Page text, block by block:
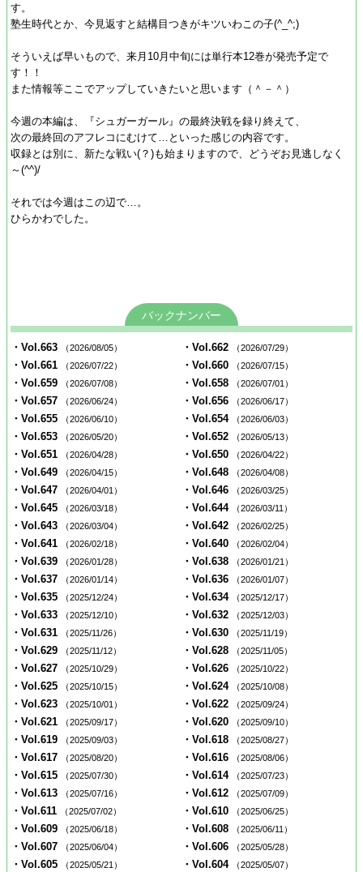
す。
塾生時代とか、今見返すと結構目つきがキツいわこの子(^_^;)
そういえば早いもので、来月10月中旬には単行本12巻が発売予定で
す！！
また情報等ここでアップしていきたいと思います（＾－＾）
今週の本編は、『シュガーガール』の最終決戦を録り終えて、
次の最終回のアフレコにむけて…といった感じの内容です。
収録とは別に、新たな戦い(？)も始まりますので、どうぞお見逃しなく
～(^^)/
それでは今週はこの辺で…。
ひらかわでした。
バックナンバー
・Vol.663 （2026/08/05） ・Vol.662 （2026/07/29）
・Vol.661 （2026/07/22） ・Vol.660 （2026/07/15）
・Vol.659 （2026/07/08） ・Vol.658 （2026/07/01）
・Vol.657 （2026/06/24） ・Vol.656 （2026/06/17）
・Vol.655 （2026/06/10） ・Vol.654 （2026/06/03）
・Vol.653 （2026/05/20） ・Vol.652 （2026/05/13）
・Vol.651 （2026/04/28） ・Vol.650 （2026/04/22）
・Vol.649 （2026/04/15） ・Vol.648 （2026/04/08）
・Vol.647 （2026/04/01） ・Vol.646 （2026/03/25）
・Vol.645 （2026/03/18） ・Vol.644 （2026/03/11）
・Vol.643 （2026/03/04） ・Vol.642 （2026/02/25）
・Vol.641 （2026/02/18） ・Vol.640 （2026/02/04）
・Vol.639 （2026/01/28） ・Vol.638 （2026/01/21）
・Vol.637 （2026/01/14） ・Vol.636 （2026/01/07）
・Vol.635 （2025/12/24） ・Vol.634 （2025/12/17）
・Vol.633 （2025/12/10） ・Vol.632 （2025/12/03）
・Vol.631 （2025/11/26） ・Vol.630 （2025/11/19）
・Vol.629 （2025/11/12） ・Vol.628 （2025/11/05）
・Vol.627 （2025/10/29） ・Vol.626 （2025/10/22）
・Vol.625 （2025/10/15） ・Vol.624 （2025/10/08）
・Vol.623 （2025/10/01） ・Vol.622 （2025/09/24）
・Vol.621 （2025/09/17） ・Vol.620 （2025/09/10）
・Vol.619 （2025/09/03） ・Vol.618 （2025/08/27）
・Vol.617 （2025/08/20） ・Vol.616 （2025/08/06）
・Vol.615 （2025/07/30） ・Vol.614 （2025/07/23）
・Vol.613 （2025/07/16） ・Vol.612 （2025/07/09）
・Vol.611 （2025/07/02） ・Vol.610 （2025/06/25）
・Vol.609 （2025/06/18） ・Vol.608 （2025/06/11）
・Vol.607 （2025/06/04） ・Vol.606 （2025/05/28）
・Vol.605 （2025/05/21） ・Vol.604 （2025/05/07）